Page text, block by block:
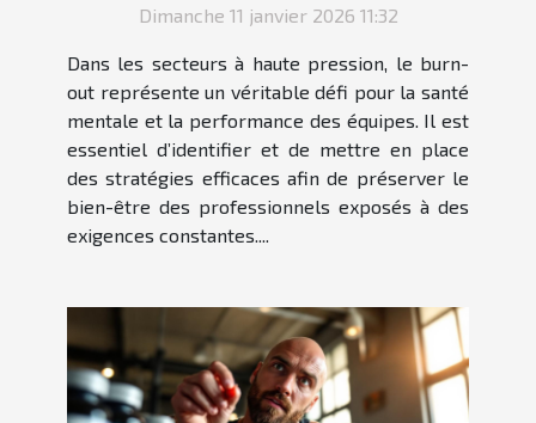
Dimanche 11 janvier 2026 11:32
Dans les secteurs à haute pression, le burn-
out représente un véritable défi pour la santé
mentale et la performance des équipes. Il est
essentiel d’identifier et de mettre en place
des stratégies efficaces afin de préserver le
bien-être des professionnels exposés à des
exigences constantes....